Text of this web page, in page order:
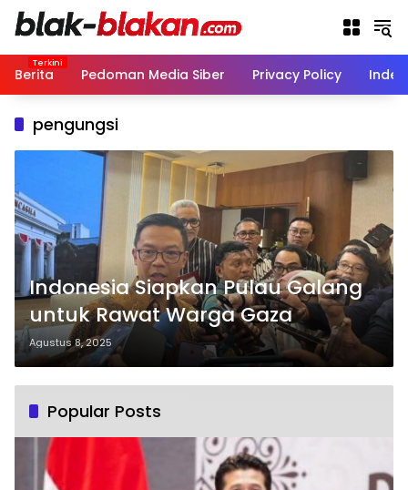
Langsung
Berita
Pedoman Media Siber Privacy Policy
pengungsi
Indonesia Siapkan Pulau Galang
untuk Rawat Warga Gaza
Agustus 8, 2025
Popular Posts